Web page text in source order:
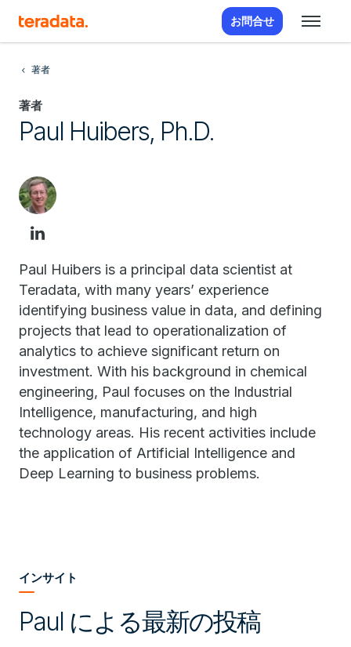
お問合せ
著者
著者
Paul Huibers, Ph.D.
Paul Huibers is a principal data scientist at
Teradata, with many years’ experience
identifying business value in data, and defining
projects that lead to operationalization of
analytics to achieve significant return on
investment. With his background in chemical
engineering, Paul focuses on the Industrial
Intelligence, manufacturing, and high
technology areas. His recent activities include
the application of Artificial Intelligence and
Deep Learning to business problems.
インサイト
Paul による最新の投稿